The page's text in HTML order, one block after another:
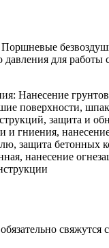
давления для работы
Нанесение
поверхности,
защита и
и гниения,
защита бетонных
нанесение
свяжутся